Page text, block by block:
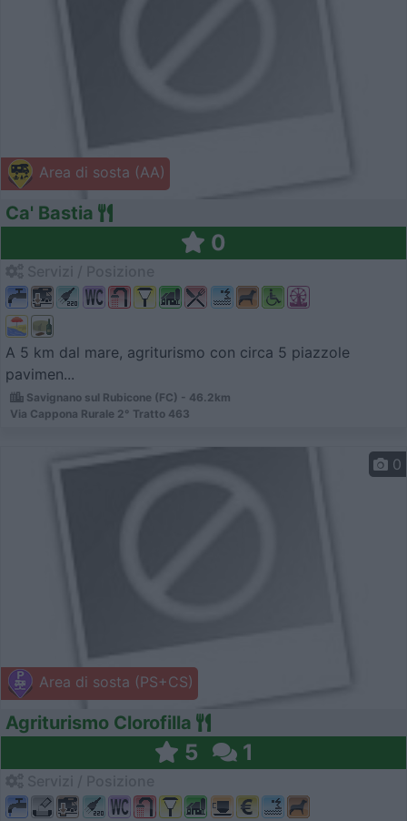
Area di sosta (AA)
Ca' Bastia
0
A 5 km dal mare, agriturismo con circa 5 piazzole
pavimen...
Savignano sul Rubicone (FC) - 46.2km
Via Cappona Rurale 2° Tratto 463
Area di sosta (PS+CS)
0
Agriturismo Clorofilla
5 1